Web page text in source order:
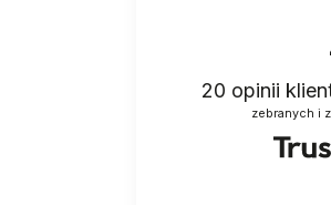
20 opinii
zebranych i